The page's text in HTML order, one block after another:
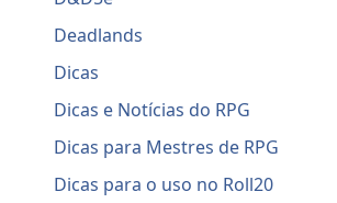
Deadlands
Dicas
Dicas e Notícias do RPG
Dicas para Mestres de RPG
Dicas para o uso no Roll20